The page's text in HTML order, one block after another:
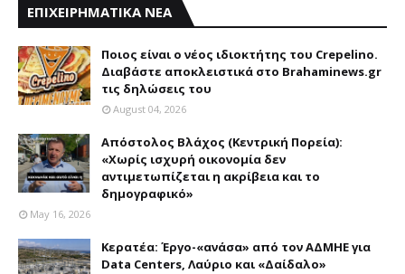
ΕΠΙΧΕΙΡΗΜΑΤΙΚΑ ΝΕΑ
Ποιος είναι ο νέος ιδιοκτήτης του Crepelino.
Διαβάστε αποκλειστικά στο Brahaminews.gr
τις δηλώσεις του
August 04, 2026
Απόστολος Βλάχος (Κεντρική Πορεία):
«Χωρίς ισχυρή οικονομία δεν
αντιμετωπίζεται η ακρίβεια και το
δημογραφικό»
May 16, 2026
Κερατέα: Έργο-«ανάσα» από τον ΑΔΜΗΕ για
Data Centers, Λαύριο και «Δαίδαλο»